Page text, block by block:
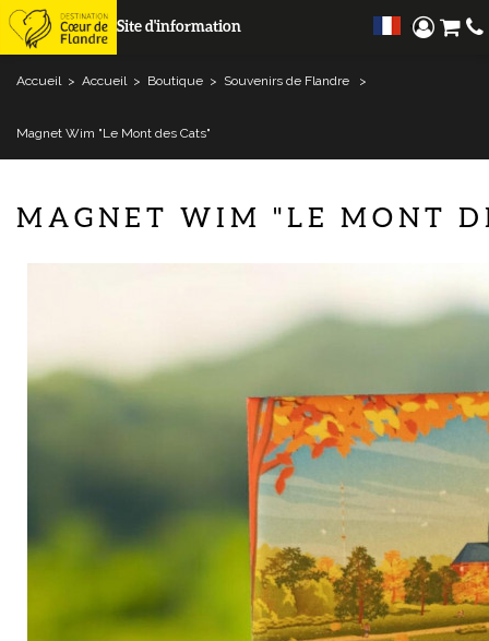
Site d'information
Accueil > Accueil > Boutique > Souvenirs de Flandre >
Magnet Wim "Le Mont des Cats"
MAGNET WIM "LE MONT